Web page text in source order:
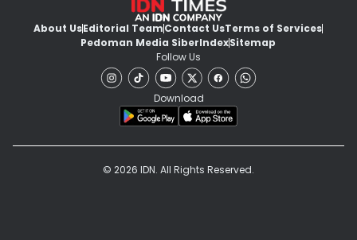
About UsEditorial TeamContact UsTerms of Services
Pedoman Media SiberIndexSitemap
Follow Us
Download
© 2026 IDN. All Rights Reserved.